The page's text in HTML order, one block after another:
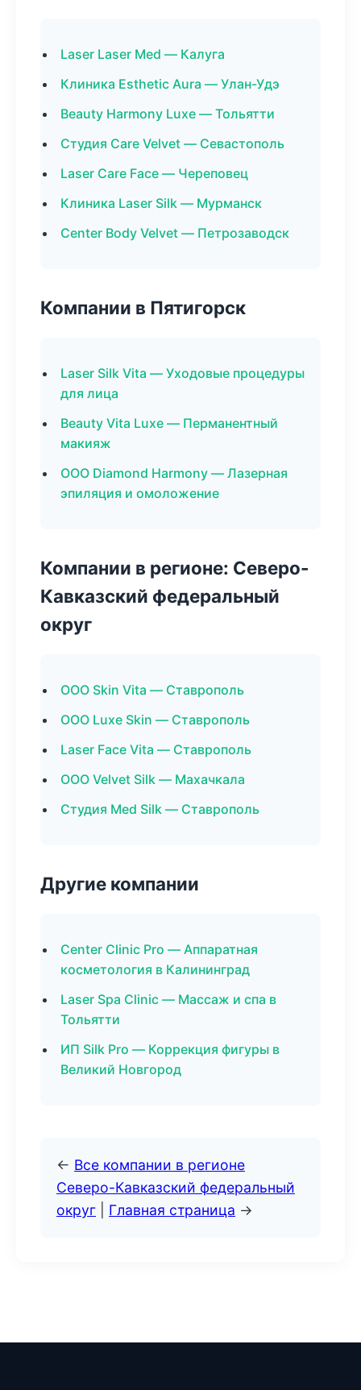
Laser Laser Med — Калуга
Клиника Esthetic Aura — Улан-Удэ
Beauty Harmony Luxe — Тольятти
Студия Care Velvet — Севастополь
Laser Care Face — Череповец
Клиника Laser Silk — Мурманск
Center Body Velvet — Петрозаводск
Компании в Пятигорск
Laser Silk Vita — Уходовые процедуры
для лица
Beauty Vita Luxe — Перманентный
макияж
ООО Diamond Harmony — Лазерная
эпиляция и омоложение
Компании в регионе: Северо-
Кавказский федеральный
округ
ООО Skin Vita — Ставрополь
ООО Luxe Skin — Ставрополь
Laser Face Vita — Ставрополь
ООО Velvet Silk — Махачкала
Студия Med Silk — Ставрополь
Другие компании
Center Clinic Pro — Аппаратная
косметология в Калининград
Laser Spa Clinic — Массаж и спа в
Тольятти
ИП Silk Pro — Коррекция фигуры в
Великий Новгород
← Все компании в регионе
Северо-Кавказский федеральный
округ
Главная страница →